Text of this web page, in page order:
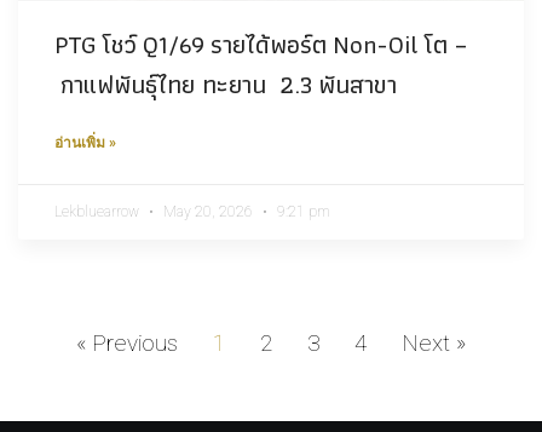
PTG โชว์ Q1/69 รายได้พอร์ต Non-Oil โต –
กาแฟพันธุ์ไทย ทะยาน 2.3 พันสาขา
อ่านเพิ่ม »
Lekbluearrow May 20, 2026 9:21 pm
« Previous 1 2 3 4 Next »